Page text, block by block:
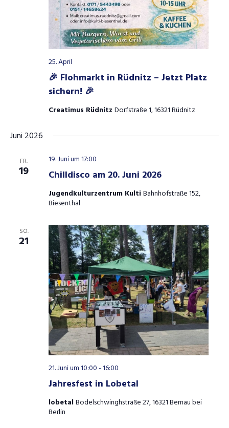
🎉 Flohmarkt in Rüdnitz – Jetzt Platz
sichern! 🎉
25. April
Creatimus Rüdnitz Dorfstraße 1, 16321 Rüdnitz
Juni 2026
FR.
19 Chilldisco am 20. Juni 2026
19. Juni um 17:00
Jugendkulturzentrum KultiBahnhofstraße 152,
Biesenthal
SO.
21
Jahresfest in Lobetal
21. Juni um 10:00-16:00
lobetalBodelschwinghstraße 27, 16321 Bernau bei
Berlin